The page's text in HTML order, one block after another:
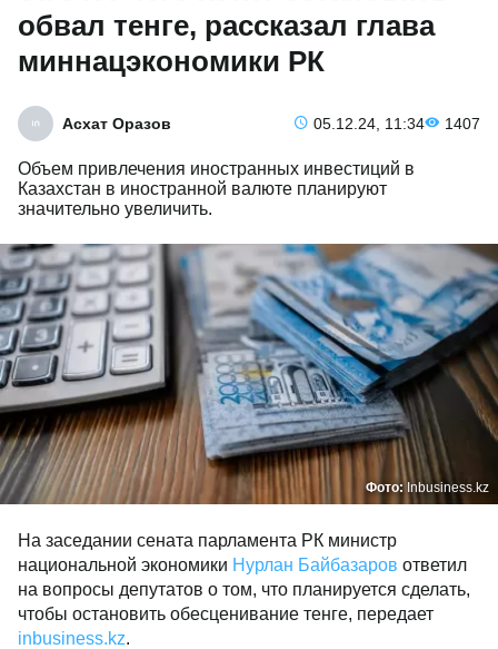
обвал тенге, рассказал глава
миннацэкономики РК
Асхат Оразов 05.12.24, 11:34 1407
Объем привлечения иностранных инвестиций в
Казахстан в иностранной валюте планируют
значительно увеличить.
Фото: Inbusiness.kz
На заседании сената парламента РК министр
национальной экономики Нурлан Байбазаров ответил
на вопросы депутатов о том, что планируется сделать,
чтобы остановить обесценивание тенге, передает
inbusiness.kz.